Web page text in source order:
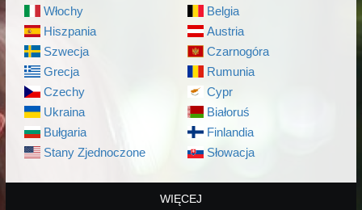
Włochy
Hiszpania
Szwecja
Grecja
Czechy
Ukraina
Bułgaria
Stany Zjednoczone
Belgia
Austria
Czarnogóra
Rumunia
Cypr
Białoruś
Finlandia
Słowacja
WIĘCEJ